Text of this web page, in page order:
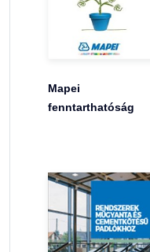
Mapei
fenntarthatóság